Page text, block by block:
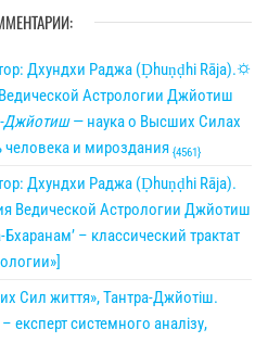
Дхундхи Раджа (Ḍhuṇḍhi Rāja).🌣
Астрологии Джйотиш
Джйотиш— наука о Высших Силах
и мироздания {4561}
Дхундхи Раджа (Ḍhuṇḍhi Rāja).
Ведической Астрологии Джйотиш
Бхаранам’ – классический трактат
Сил життя», Тантра-Джйотіш.
експерт системного аналізу,